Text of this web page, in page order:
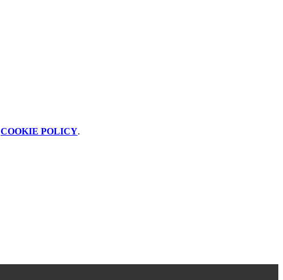
COOKIE POLICY.